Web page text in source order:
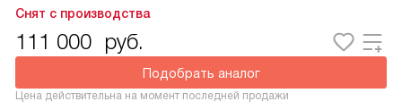
Снят с производства
111 000 руб.
Подобрать аналог
Цена действительна на момент последней продажи